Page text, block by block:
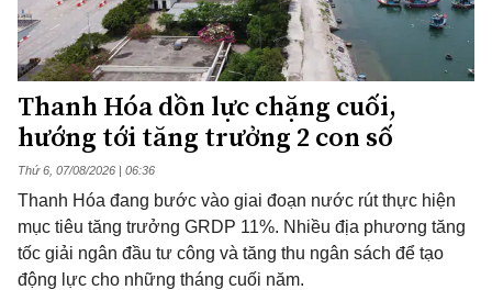
Thanh Hóa dồn lực chặng cuối,
hướng tới tăng trưởng 2 con số
Thứ 6, 07/08/2026 | 06:36
Thanh Hóa đang bước vào giai đoạn nước rút thực hiện
mục tiêu tăng trưởng GRDP 11%. Nhiều địa phương tăng
tốc giải ngân đầu tư công và tăng thu ngân sách để tạo
động lực cho những tháng cuối năm.